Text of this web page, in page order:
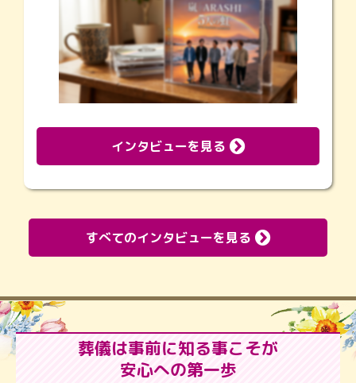
インタビューを見る
すべてのインタビューを見る
葬儀は事前に知る事こそが
安心への第一歩